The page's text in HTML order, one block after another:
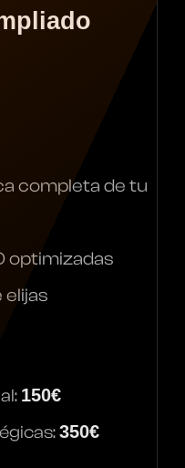
completa de tu
optimizadas
150€
350€